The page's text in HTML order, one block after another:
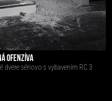
OFENZÍVA
sériovo s vybavením RC 3